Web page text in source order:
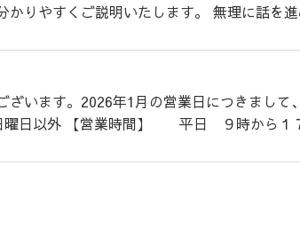
かりやすくご説明いたします。 無理に話を
います。2026年1月の営業日につきまして
日曜日以外 【営業時間】 平日 ９時から１